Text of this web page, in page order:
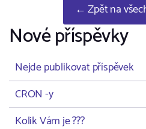
← Zpět na
Nové příspěvky
Nejde publikovat příspěvek
CRON -y
Kolik Vám je ???